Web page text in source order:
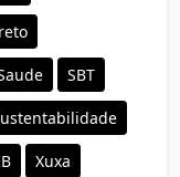
SBT
Xuxa